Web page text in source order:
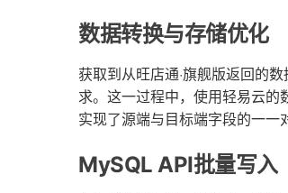
数据转换与存储优化
获取到从旺店通·旗舰版返回的
求。这一过程中，使用轻易云的
实现了源端与目标端字段的一一
MySQL API批量写入